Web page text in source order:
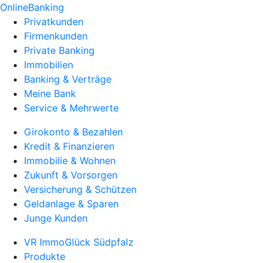
OnlineBanking
Privatkunden
Firmenkunden
Private Banking
Immobilien
Banking & Verträge
Meine Bank
Service & Mehrwerte
Girokonto & Bezahlen
Kredit & Finanzieren
Immobilie & Wohnen
Zukunft & Vorsorgen
Versicherung & Schützen
Geldanlage & Sparen
Junge Kunden
VR ImmoGlück Südpfalz
Produkte